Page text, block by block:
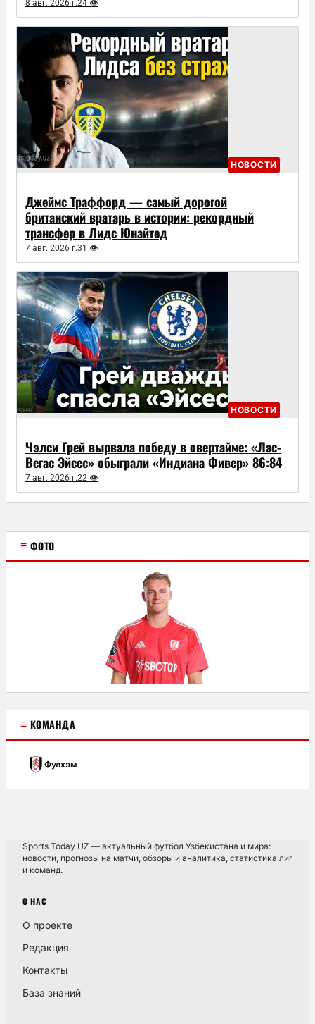
8 авг. 2026 г.24 👁
НОВОСТИ
Джеймс Траффорд — самый дорогой
британский вратарь в истории: рекордный
трансфер в Лидс Юнайтед
7 авг. 2026 г.31 👁
НОВОСТИ
Чэлси Грей вырвала победу в овертайме: «Лас-
Вегас Эйсес» обыграли «Индиана Фивер» 86:84
7 авг. 2026 г.22 👁
≡ ФОТО
≡ КОМАНДА
Фулхэм
Sports Today UZ — актуальный футбол Узбекистана и мира:
новости, прогнозы на матчи, обзоры и аналитика, статистика лиг
и команд.
О НАС
О проекте
Редакция
Контакты
База знаний